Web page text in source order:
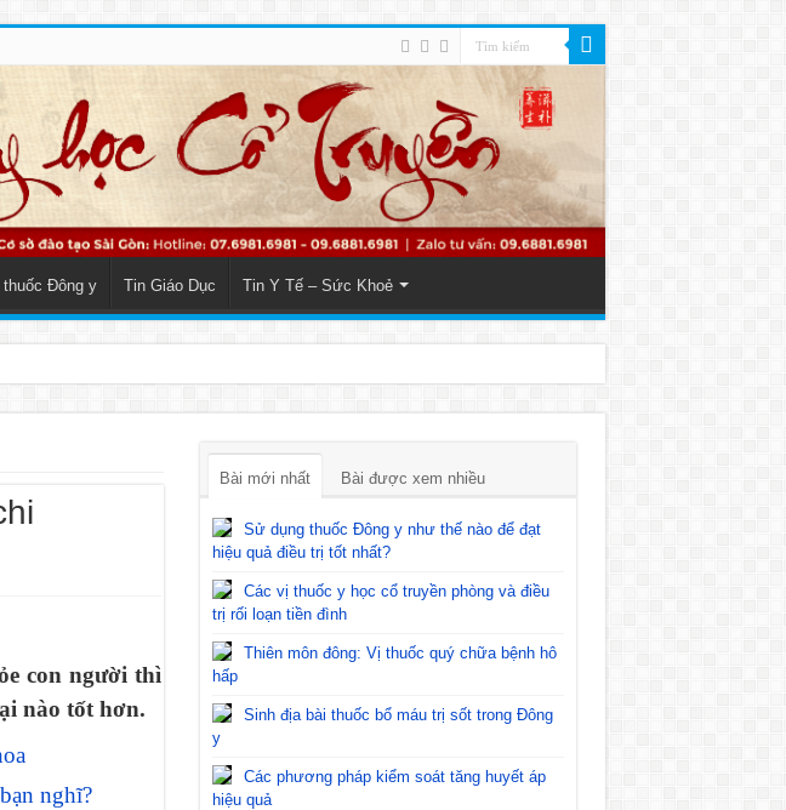
thuốc Đông y Tin Giáo Dục Tin Y Tế – Sức Khoẻ
con người thì
nào tốt hơn.
nghĩ?
Bài mới nhất Bài được xem nhiều
Sử dụng thuốc Đông y như thế nào để đạt
hiệu quả điều trị tốt nhất?
Các vị thuốc y học cổ truyền phòng và điều
trị rối loạn tiền đình
Thiên môn đông: Vị thuốc quý chữa bệnh hô
hấp
Sinh địa bài thuốc bổ máu trị sốt trong Đông
y
Các phương pháp kiểm soát tăng huyết áp
hiệu quả